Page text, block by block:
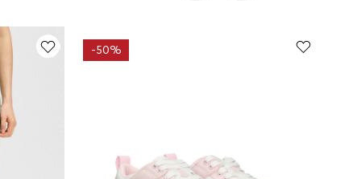
-50%